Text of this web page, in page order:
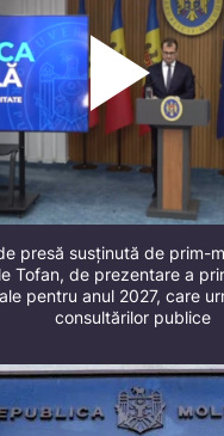
presă susținută de prim-
Tofan, de prezentare a
pentru anul 2027, care
consultărilor publice